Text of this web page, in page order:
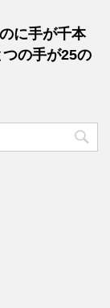
に手が千本
の手が25の